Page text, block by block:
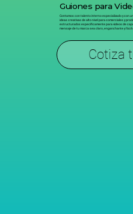
Guiones para
Contamos con talento interno especializado y con
ideas creativas de alto nivel para comerciales y
estructurados específicamente para videos de
mensaje de tu marca sea claro, enganchante y fácil
Cotiza